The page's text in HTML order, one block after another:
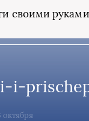
своими
i-
октября